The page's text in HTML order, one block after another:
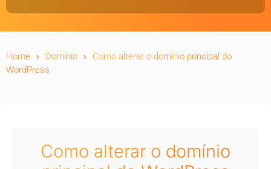
Home Domínio
Como alterar o domínio principal do
WordPress
Como alterar o domínio